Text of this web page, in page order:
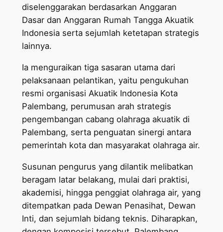
diselenggarakan berdasarkan Anggaran
Dasar dan Anggaran Rumah Tangga Akuatik
Indonesia serta sejumlah ketetapan strategis
lainnya.
Ia menguraikan tiga sasaran utama dari
pelaksanaan pelantikan, yaitu pengukuhan
resmi organisasi Akuatik Indonesia Kota
Palembang, perumusan arah strategis
pengembangan cabang olahraga akuatik di
Palembang, serta penguatan sinergi antara
pemerintah kota dan masyarakat olahraga air.
Susunan pengurus yang dilantik melibatkan
beragam latar belakang, mulai dari praktisi,
akademisi, hingga penggiat olahraga air, yang
ditempatkan pada Dewan Penasihat, Dewan
Inti, dan sejumlah bidang teknis. Diharapkan,